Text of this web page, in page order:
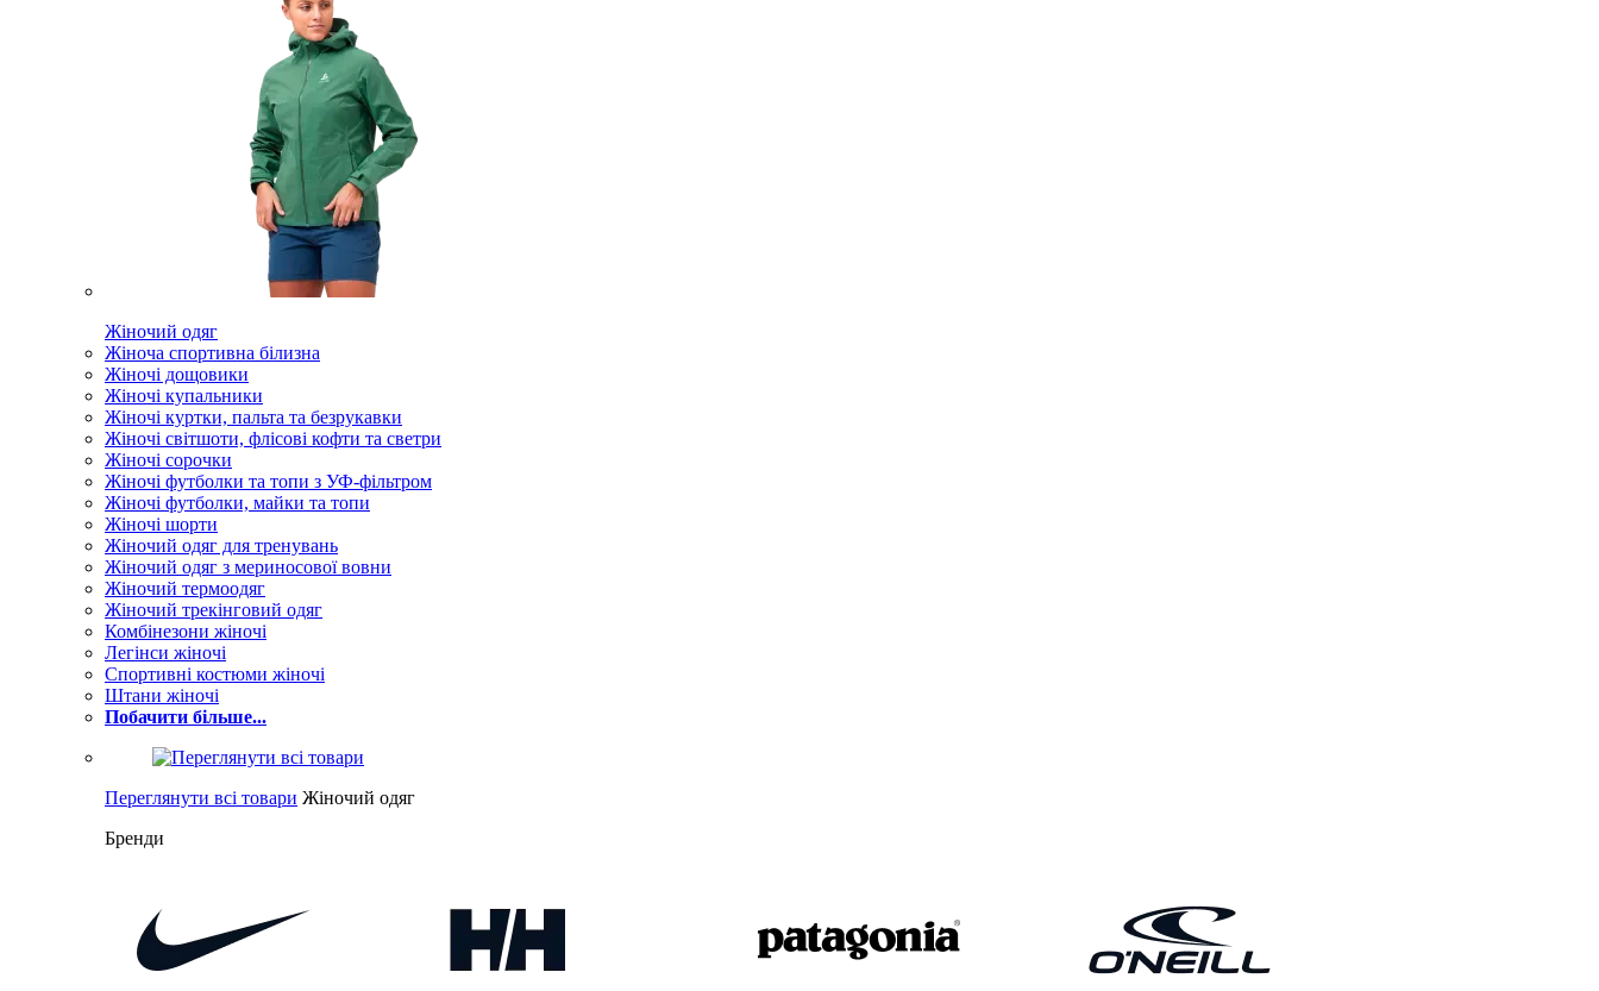
Жіночий одяг
Жіноча спортивна білизна
Жіночі дощовики
Жіночі купальники
Жіночі куртки, пальта та безрукавки
Жіночі світшоти, флісові кофти та светри
Жіночі сорочки
Жіночі футболки та топи з УФ-фільтром
Жіночі футболки, майки та топи
Жіночі шорти
Жіночий одяг для тренувань
Жіночий одяг з мериносової вовни
Жіночий термоодяг
Жіночий трекінговий одяг
Комбінезони жіночі
Легінси жіночі
Спортивні костюми жіночі
Штани жіночі
Побачити більше...
Переглянути всі товари Жіночий одяг
Бренди